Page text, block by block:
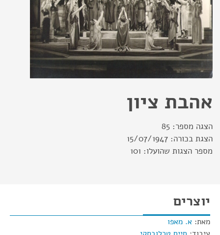
אהבת ציון
הצגה מספר: 85
הצגת בכורה: 15/07/1947
מספר הצגות שהועלו: 101
יוצרים
מאת: א. מאפו